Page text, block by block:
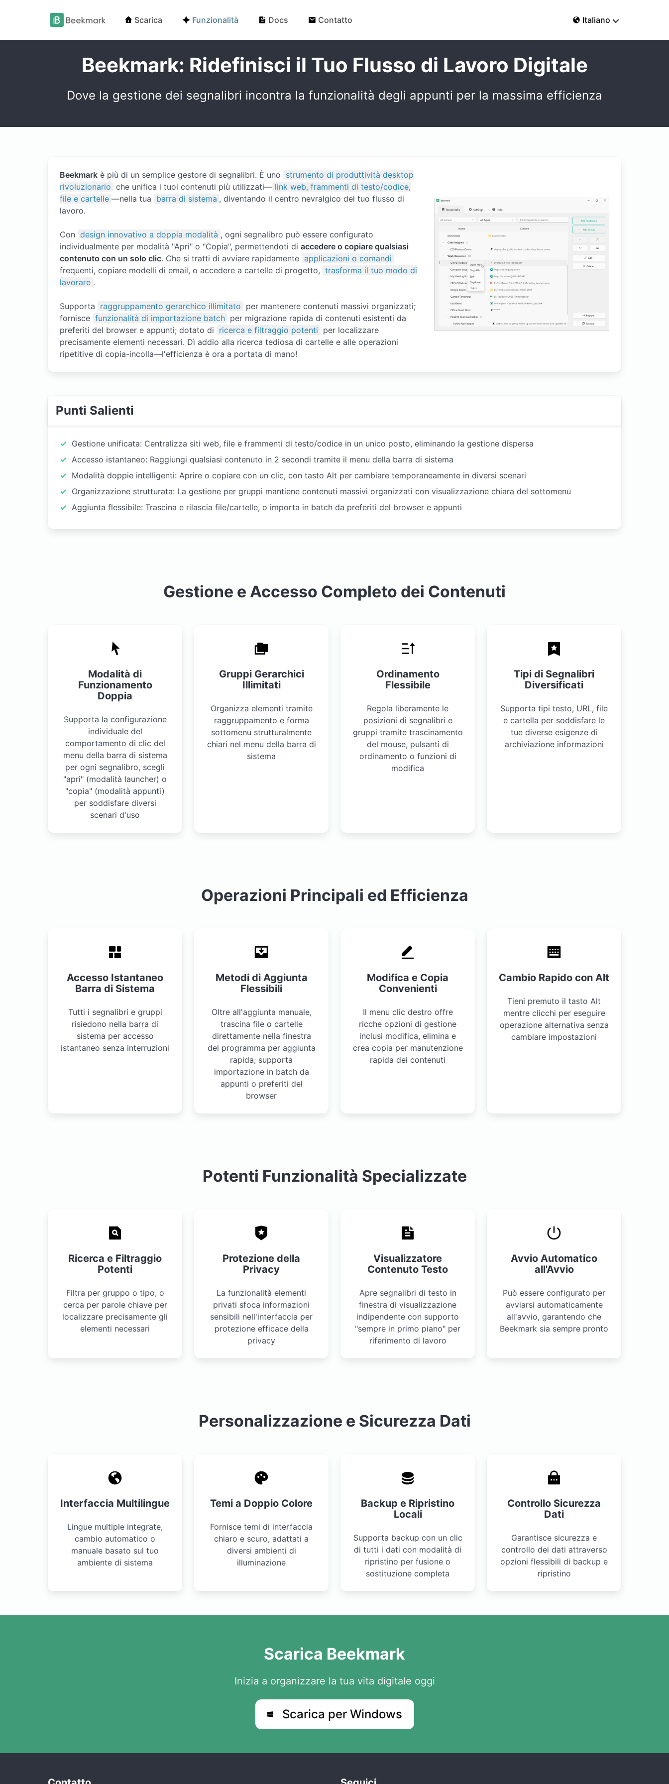
Scarica Funzionalità Docs Contatto Italiano
Beekmark: Ridefinisci il Tuo Flusso di Lavoro Digitale
Dove la gestione dei segnalibri incontra la funzionalità degli appunti per la massima efficienza
Beekmark è più di un semplice gestore di segnalibri. È uno strumento di produttività desktop
rivoluzionario che unifica i tuoi contenuti più utilizzati— link web, frammenti di testo/codice,
file e cartelle —nella tua barra di sistema , diventando il centro nevralgico del tuo flusso di
lavoro.
Con design innovativo a doppia modalità , ogni segnalibro può essere configurato
individualmente per modalità "Apri" o "Copia", permettendoti di accedere o copiare qualsiasi
contenuto con un solo clic. Che si tratti di avviare rapidamente applicazioni o comandi
frequenti, copiare modelli di email, o accedere a cartelle di progetto, trasforma il tuo modo di
lavorare .
Supporta raggruppamento gerarchico illimitato per mantenere contenuti massivi organizzati;
fornisce funzionalità di importazione batch per migrazione rapida di contenuti esistenti da
preferiti del browser e appunti; dotato di ricerca e filtraggio potenti per localizzare
precisamente elementi necessari. Dì addio alla ricerca tediosa di cartelle e alle operazioni
ripetitive di copia-incolla—l'efficienza è ora a portata di mano!
Punti Salienti
Gestione unificata: Centralizza siti web, file e frammenti di testo/codice in un unico posto, eliminando la gestione dispersa
Accesso istantaneo: Raggiungi qualsiasi contenuto in 2 secondi tramite il menu della barra di sistema
Modalità doppie intelligenti: Aprire o copiare con un clic, con tasto Alt per cambiare temporaneamente in diversi scenari
Organizzazione strutturata: La gestione per gruppi mantiene contenuti massivi organizzati con visualizzazione chiara del sottomenu
Aggiunta flessibile: Trascina e rilascia file/cartelle, o importa in batch da preferiti del browser e appunti
Gestione e Accesso Completo dei Contenuti
Modalità di
Funzionamento
Doppia
Supporta la configurazione
individuale del
comportamento di clic del
menu della barra di sistema
per ogni segnalibro, scegli
"apri" (modalità launcher) o
"copia" (modalità appunti)
per soddisfare diversi
scenari d'uso
Gruppi Gerarchici
Illimitati
Organizza elementi tramite
raggruppamento e forma
sottomenu strutturalmente
chiari nel menu della barra di
sistema
Ordinamento
Flessibile
Regola liberamente le
posizioni di segnalibri e
gruppi tramite trascinamento
del mouse, pulsanti di
ordinamento o funzioni di
modifica
Tipi di Segnalibri
Diversificati
Supporta tipi testo, URL, file
e cartella per soddisfare le
tue diverse esigenze di
archiviazione informazioni
Operazioni Principali ed Efficienza
Accesso Istantaneo
Barra di Sistema
Tutti i segnalibri e gruppi
risiedono nella barra di
sistema per accesso
istantaneo senza interruzioni
Metodi di Aggiunta
Flessibili
Oltre all'aggiunta manuale,
trascina file o cartelle
direttamente nella finestra
del programma per aggiunta
rapida; supporta
importazione in batch da
appunti o preferiti del
browser
Modifica e Copia
Convenienti
Il menu clic destro offre
ricche opzioni di gestione
inclusi modifica, elimina e
crea copia per manutenzione
rapida dei contenuti
Cambio Rapido con Alt
Tieni premuto il tasto Alt
mentre clicchi per eseguire
operazione alternativa senza
cambiare impostazioni
Potenti Funzionalità Specializzate
Ricerca e Filtraggio
Potenti
Filtra per gruppo o tipo, o
cerca per parole chiave per
localizzare precisamente gli
elementi necessari
Protezione della
Privacy
La funzionalità elementi
privati sfoca informazioni
sensibili nell'interfaccia per
protezione efficace della
privacy
Visualizzatore
Contenuto Testo
Apre segnalibri di testo in
finestra di visualizzazione
indipendente con supporto
"sempre in primo piano" per
riferimento di lavoro
Avvio Automatico
all'Avvio
Può essere configurato per
avviarsi automaticamente
all'avvio, garantendo che
Beekmark sia sempre pronto
Personalizzazione e Sicurezza Dati
Interfaccia Multilingue
Lingue multiple integrate,
cambio automatico o
manuale basato sul tuo
ambiente di sistema
Temi a Doppio Colore
Fornisce temi di interfaccia
chiaro e scuro, adattati a
diversi ambienti di
illuminazione
Backup e Ripristino
Locali
Supporta backup con un clic
di tutti i dati con modalità di
ripristino per fusione o
sostituzione completa
Controllo Sicurezza
Dati
Garantisce sicurezza e
controllo dei dati attraverso
opzioni flessibili di backup e
ripristino
Scarica Beekmark
Inizia a organizzare la tua vita digitale oggi
Scarica per Windows